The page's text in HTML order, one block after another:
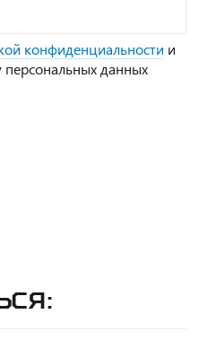
конфиденциальности и
персональных данных